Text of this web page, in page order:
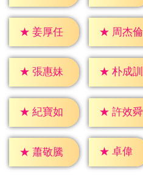
★ 姜厚任 ★ 周杰倫
★ 張惠妹 ★ 朴成訓
★ 紀寶如 ★ 許效舜
★ 蕭敬騰 ★ 卓偉